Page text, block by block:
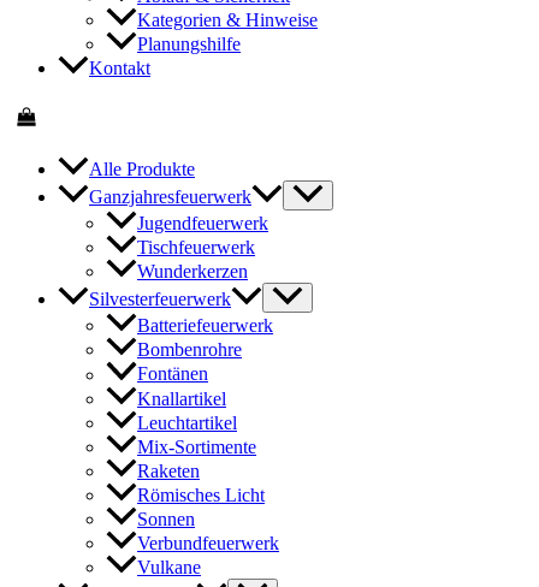
Kategorien & Hinweise
Planungshilfe
Kontakt
Alle Produkte
Ganzjahresfeuerwerk
Jugendfeuerwerk
Tischfeuerwerk
Wunderkerzen
Silvesterfeuerwerk
Batteriefeuerwerk
Bombenrohre
Fontänen
Knallartikel
Leuchtartikel
Mix-Sortimente
Raketen
Römisches Licht
Sonnen
Verbundfeuerwerk
Vulkane